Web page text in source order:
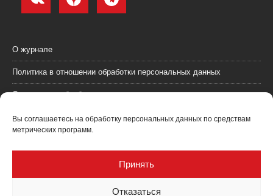
Вы соглашаетесь на обработку персональных данных по средствам
метрических программ.
Принять
Отказаться
О журнале
Политика в отношении обработки персональных данных
Согласие на обработку персональных данных
Пользовательское соглашение (оферта)